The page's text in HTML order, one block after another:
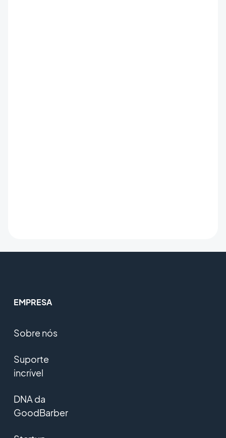
EMPRESA
Sobre nós
Suporte
incrível
DNA da
GoodBarber